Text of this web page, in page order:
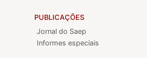
PUBLICAÇÕES
Jornal do Saep
Informes especiais